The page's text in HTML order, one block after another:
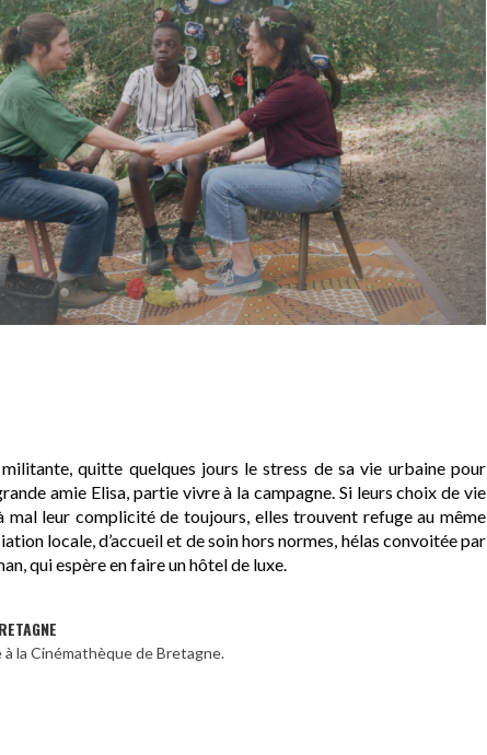
militante, quitte quelques jours le stress de sa vie urbaine pour
amie Elisa, partie vivre à la campagne. Si leurs choix de vie
mal leur complicité de toujours, elles trouvent refuge au même
locale, d’accueil et de soin hors normes, hélas convoitée par
qui espère en faire un hôtel de luxe.
la Cinémathèque de Bretagne.